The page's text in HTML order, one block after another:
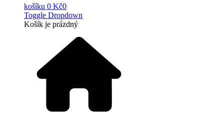
košíku 0 Kč0
Toggle Dropdown
Košík je prázdný